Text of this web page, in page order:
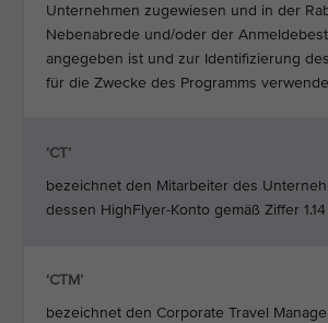
Unternehmen zugewiesen und in der
Nebenabrede und/oder der
angegeben ist und zur Identifizierung
für die Zwecke des Programms
‘CT’
bezeichnet den Mitarbeiter des
dessen HighFlyer-Konto gemäß Ziffer
‘CTM’
bezeichnet den Corporate Travel